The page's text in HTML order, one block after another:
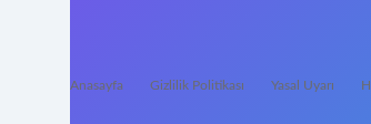
Anasayfa Gizlilik Politikası Yasal Uyarı